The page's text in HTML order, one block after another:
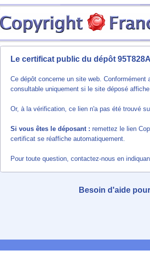
Le certificat public du dépôt
Ce dépôt concerne un site web.
consultable uniquement si le site déposé
Or, à la vérification, ce lien n'a pas été trouvé
Si vous êtes le déposant : remettez le lien
certificat se réaffiche automatiquement.
Pour toute question, contactez-nous en
Besoin d'aide